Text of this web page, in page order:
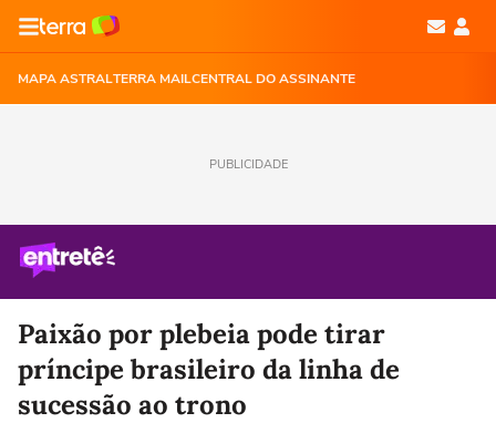
MAPA ASTRALTERRA MAILCENTRAL DO ASSINANTE
PUBLICIDADE
Paixão por plebeia pode tirar
príncipe brasileiro da linha de
sucessão ao trono